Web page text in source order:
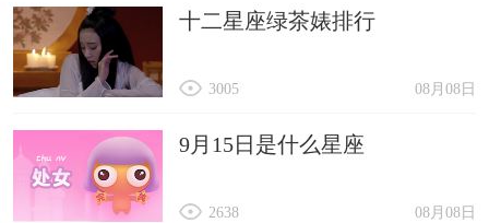
十二星座绿茶婊排行
08月08日
3005
9月15日是什么星座
08月08日
2638